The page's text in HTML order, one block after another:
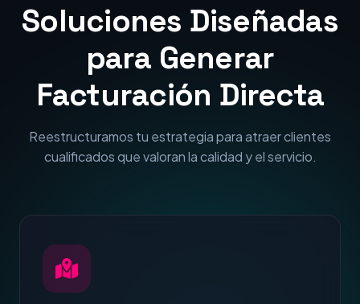
Soluciones Diseñadas
para Generar
Facturación Directa
Reestructuramos tu estrategia para atraer clientes
cualificados que valoran la calidad y el servicio.